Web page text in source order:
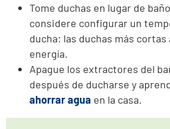
Tome duchas en lugar de
considere configurar un
ducha: las duchas más cortas
energía.
Apague los extractores del
después de ducharse y
ahorrar agua en la casa.